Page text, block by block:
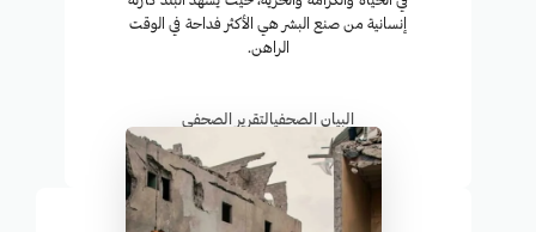
إنسانية من صنع البشر هي الأكثر فداحة في الوقت
الراهن.
البيان الصحفيالتقرير الصحفي